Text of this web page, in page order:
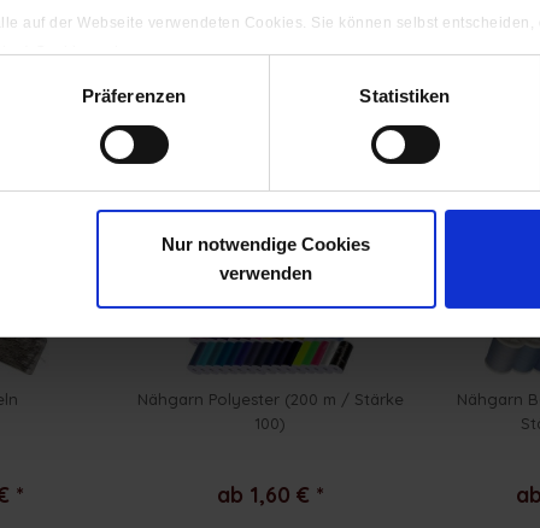
auf der Webseite verwendeten Cookies. Sie können selbst
Cookies zulassen.
Präferenzen Statistiken
Nur notwendige Cookies
verwenden
angesehen
*
Nähgarn Polyester (200 m / Stärke
100)
ab 1,60 € *
Nähgarn